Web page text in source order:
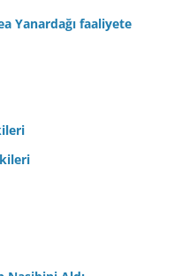
Yanardağı faaliyete